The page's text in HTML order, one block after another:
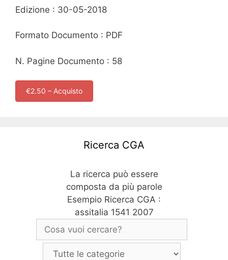
Edizione : 30-05-2018
Formato Documento : PDF
N. Pagine Documento : 58
€2.50 – Acquisto
Ricerca CGA
La ricerca può essere
composta da più parole
Esempio Ricerca CGA :
assitalia 1541 2007